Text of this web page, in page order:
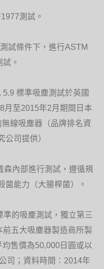
氣
智
測試。
試條件下，進行ASTM
。
標準吸塵測試於英國
月至2015年2月期間日本
線吸塵器（品牌排名資
公司提供）
森內部進行測試，遵循規
菌能力（大腸桿菌）。
準的吸塵測試，獨立第三
五大吸塵器製造商所製
售價為50,000日圓或以
司；資料時間：2014年